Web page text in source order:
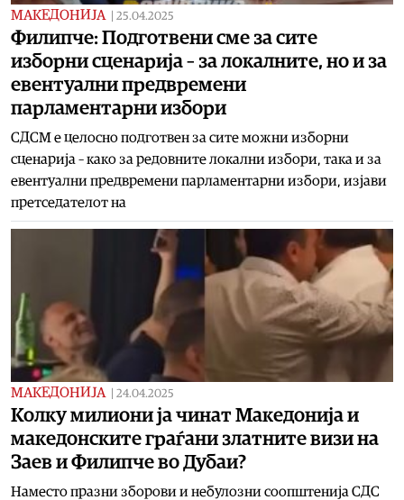
МАКЕДОНИЈА 25.04.2025
Филипче: Подготвени сме за сите
изборни сценарија – за локалните, но и за
евентуални предвремени
парламентарни избори
СДСМ е целосно подготвен за сите можни изборни
сценарија – како за редовните локални избори, така и за
евентуални предвремени парламентарни избори, изјави
претседателот на
МАКЕДОНИЈА 24.04.2025
Колку милиони ја чинат Македонија и
македонските граѓани златните визи на
Заев и Филипче во Дубаи?
Наместо празни зборови и небулозни соопштенија СДС